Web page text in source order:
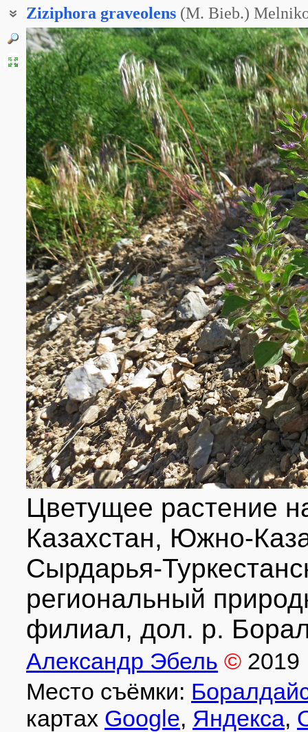
Ziziphora graveolens (M. Bieb.)
Душевка Фомина
Цветущее растение
Казахстан, Южно-
Сырдарья-
региональный
филиал, дол. р.
Александр Эбель © 2019
Место съёмки:
картах Google, Яндекса,